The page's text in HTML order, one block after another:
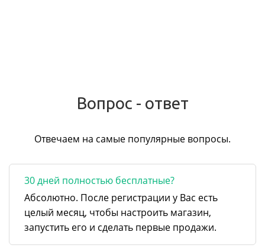
Вопрос - ответ
Отвечаем на самые популярные вопросы.
30 дней полностью бесплатные?
Абсолютно. После регистрации у Вас есть
целый месяц, чтобы настроить магазин,
запустить его и сделать первые продажи.